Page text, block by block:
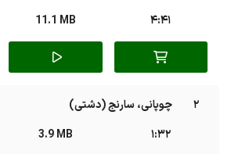
4:41
11.1 MB
2
چوپانی، سارنج (دشتی)
1:32
3.9 MB